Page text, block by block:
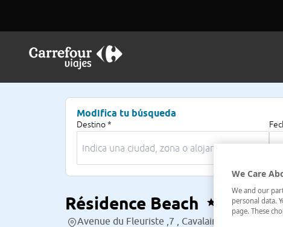
Modifica tu búsqueda
Destino *
Résidence Beach
Avenue du Fleuriste ,7 , Cavalaire-Sur-Mer,
We Care
We and our
personal data.
page. These